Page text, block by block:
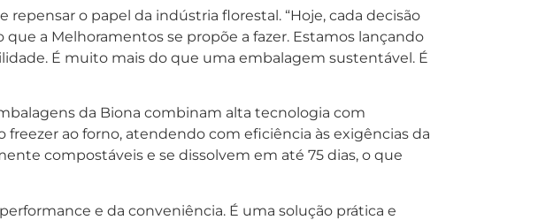
o papel da indústria florestal. “Hoje, cada decisão
a Melhoramentos se propõe a fazer. Estamos lançando
É muito mais do que uma embalagem sustentável. É
da Biona combinam alta tecnologia com
ao forno, atendendo com eficiência às exigências da
compostáveis e se dissolvem em até 75 dias, o que
e da conveniência. É uma solução prática e